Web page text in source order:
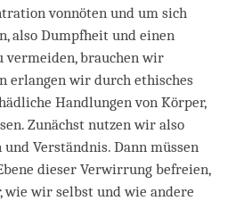
vonnöten und um sich
also Dumpfheit und einen
vermeiden, brauchen wir
erlangen wir durch ethisches
Handlungen von Körper,
Zunächst nutzen wir also
Verständnis. Dann müssen
dieser Verwirrung befreien,
wir selbst und wie andere